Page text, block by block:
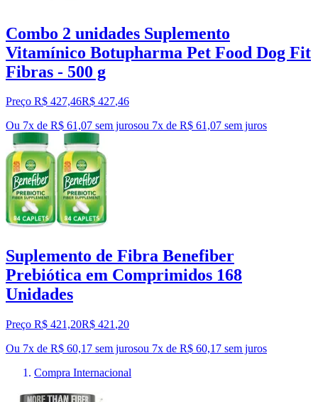
Combo 2 unidades Suplemento
Vitamínico Botupharma Pet Food Dog Fit
Fibras - 500 g
Preço R$ 427,46R$ 427,46
Ou 7x de R$ 61,07 sem jurosou 7x de R$ 61,07 sem juros
Suplemento de Fibra Benefiber
Prebiótica em Comprimidos 168
Unidades
Preço R$ 421,20R$ 421 ,20
Ou 7x de R$ 60,17 sem jurosou 7x de R$ 60,17 sem juros
Compra Internacional